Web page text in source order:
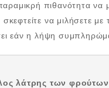
πιθανότητα να
να μιλήσετε με
εάν η λήψη
λάτρης των